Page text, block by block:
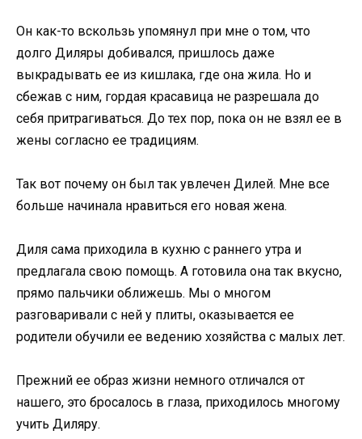
Он как-то вскользь упомянул при мне о том, что
долго Диляры добивался, пришлось даже
выкрадывать ее из кишлака, где она жила. Но и
сбежав с ним, гордая красавица не разрешала до
себя притрагиваться. До тех пор, пока он не взял ее в
жены согласно ее традициям.
Так вот почему он был так увлечен Дилей. Мне все
больше начинала нравиться его новая жена.
Диля сама приходила в кухню с раннего утра и
предлагала свою помощь. А готовила она так вкусно,
прямо пальчики оближешь. Мы о многом
разговаривали с ней у плиты, оказывается ее
родители обучили ее ведению хозяйства с малых лет.
Прежний ее образ жизни немного отличался от
нашего, это бросалось в глаза, приходилось многому
учить Диляру.